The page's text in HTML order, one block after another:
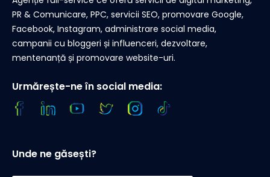
PR & Comunicare, PPC, servicii SEO, promovare Google,
Facebook, Instagram, administrare social media,
campanii cu bloggeri și influenceri, dezvoltare,
mentenanță și promovare website-uri.
Urmărește-ne în social media:
Unde ne găsești?